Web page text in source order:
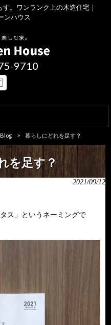
。ワンランク上の木造住宅｜
ンハウス
9710
Blog > 暮らしにどれを足す？
を足す？
2021/09/12
ス」というネーミングで